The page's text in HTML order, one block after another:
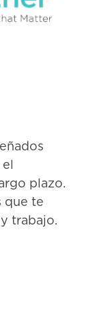
plazo.
que te
trabajo.